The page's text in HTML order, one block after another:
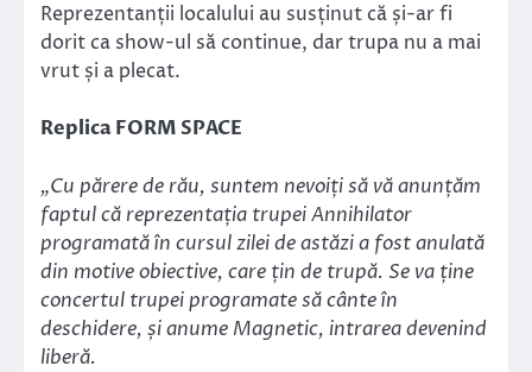
Reprezentanții localului au susținut că și-ar fi
dorit ca show-ul să continue, dar trupa nu a mai
vrut și a plecat.
Replica FORM SPACE
„Cu părere de rău, suntem nevoiți să vă anunțăm
faptul că reprezentația trupei Annihilator
programată în cursul zilei de astăzi a fost anulată
din motive obiective, care țin de trupă. Se va ține
concertul trupei programate să cânte în
deschidere, și anume Magnetic, intrarea devenind
liberă.